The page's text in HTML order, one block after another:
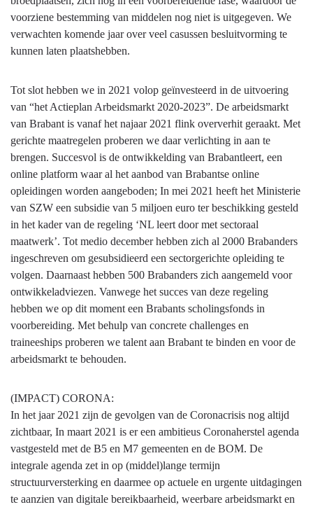
voorziene bestemming van middelen nog niet is uitgegeven. We
verwachten komende jaar over veel casussen besluitvorming te
kunnen laten plaatshebben.
Tot slot hebben we in 2021 volop geïnvesteerd in de uitvoering
van “het Actieplan Arbeidsmarkt 2020-2023”. De arbeidsmarkt
van Brabant is vanaf het najaar 2021 flink oververhit geraakt. Met
gerichte maatregelen proberen we daar verlichting in aan te
brengen. Succesvol is de ontwikkelding van Brabantleert, een
online platform waar al het aanbod van Brabantse online
opleidingen worden aangeboden; In mei 2021 heeft het Ministerie
van SZW een subsidie van 5 miljoen euro ter beschikking gesteld
in het kader van de regeling ‘NL leert door met sectoraal
maatwerk’. Tot medio december hebben zich al 2000 Brabanders
ingeschreven om gesubsidieerd een sectorgerichte opleiding te
volgen. Daarnaast hebben 500 Brabanders zich aangemeld voor
ontwikkeladviezen. Vanwege het succes van deze regeling
hebben we op dit moment een Brabants scholingsfonds in
voorbereiding. Met behulp van concrete challenges en
traineeships proberen we talent aan Brabant te binden en voor de
arbeidsmarkt te behouden.
(IMPACT) CORONA:
In het jaar 2021 zijn de gevolgen van de Coronacrisis nog altijd
zichtbaar, In maart 2021 is er een ambitieus Coronaherstel agenda
vastgesteld met de B5 en M7 gemeenten en de BOM. De
integrale agenda zet in op (middel)lange termijn
structuurversterking en daarmee op actuele en urgente uitdagingen
te aanzien van digitale bereikbaarheid, weerbare arbeidsmarkt en